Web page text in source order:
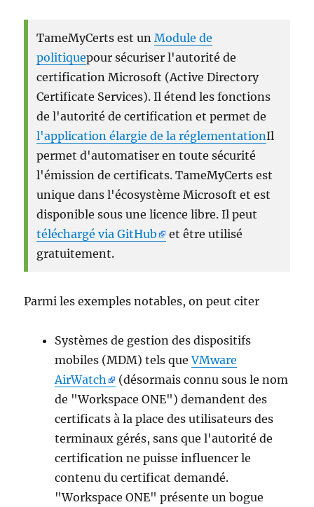
TameMyCerts est unModule de
politiquepour sécuriser l'autorité de
certification Microsoft (Active Directory
Certificate Services). Il étend les fonctions
de l'autorité de certification et permet de
l'application élargie de la réglementationIl
permet d'automatiser en toute sécurité
l'émission de certificats. TameMyCerts est
unique dans l'écosystème Microsoft et est
disponible sous une licence libre. Il peut
téléchargé via GitHub
et être utilisé
gratuitement.
Parmi les exemples notables, on peut citer
Systèmes de gestion des dispositifs
mobiles (MDM) tels queVMware
AirWatch
(désormais connu sous le nom
de "Workspace ONE") demandent des
certificats à la place des utilisateurs des
terminaux gérés, sans que l'autorité de
certification ne puisse influencer le
contenu du certificat demandé.
"Workspace ONE" présente un bogue